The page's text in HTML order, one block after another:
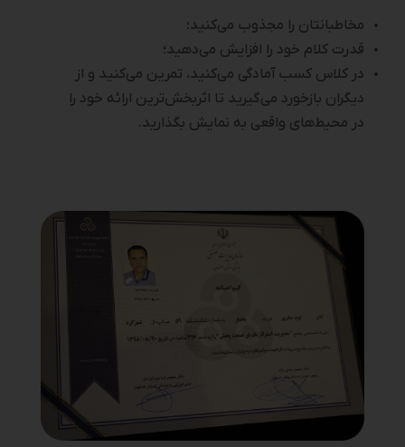
مخاطبانتان را مجذوب می‌کنید؛
قدرت کلام خود را افزایش می‌دهید؛
در کلاس کسب آمادگی می‌کنید، تمرین می‌کنید و از
دیگران بازخورد می‌گیرید تا اثربخش‌‌ترین ارائه خود را
در محیط‌های واقعی به نمایش بگذارید.